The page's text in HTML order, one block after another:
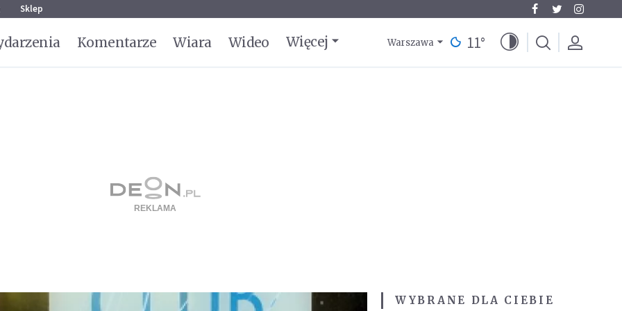
Sklep
Komentarze Wiara Wideo Więcej Warszawa 11°
WYBRANE DLA CIEBIE